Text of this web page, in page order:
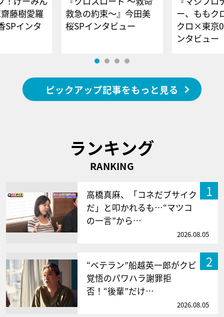
藤樹愛羅
SPインタ
救急の約束～』今田美
桜SPインタビュー
ー、ももク
クロ×東京
ンタビュー
ピックアップ記事をもっと見る
ランキング
RANKING
1
高橋真麻、「コネだブサイク
だ」と叩かれるも…“マツコ
の一言”から…
2026.08.05
2
“ベテラン”船越英一郎がクビ
覚悟のパワハラ謝罪拒
否！“後輩”だけ…
2026.08.05